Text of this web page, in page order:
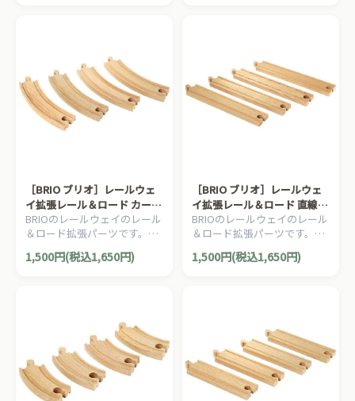
［BRIO ブリオ］レールウェ
イ拡張レール＆ロード カーブ
レール170mm
BRIOのレールウェイのレール
＆ロード拡張パーツです。カ
ーブレール170mm 4本セット
です。
1,500円(税込1,650円)
［BRIO ブリオ］レールウェ
イ拡張レール＆ロード 直線レ
ール216mm
BRIOのレールウェイのレール
＆ロード拡張パーツです。直
線レール216mm 4本セットで
す。
1,500円(税込1,650円)